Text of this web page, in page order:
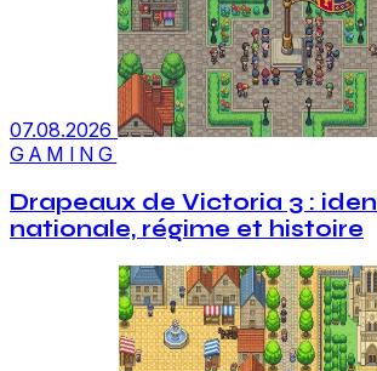
07.08.2026
GAMING
Drapeaux de Victoria 3 :
nationale, régime et histoire